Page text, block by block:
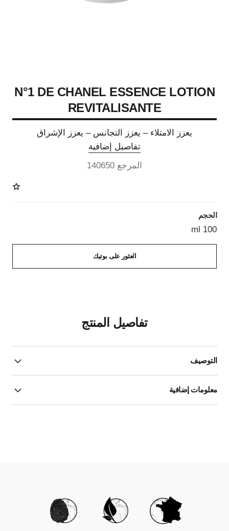
N°1 DE CHANEL ESSENCE LOTION
REVITALISANTE
يعزز الامتلاء – يعزز التجانس – يعزز الإشراق
تفاصيل إضافية
المرجع 140650
الحجم
100 ml
العثور على بوتيك
تفاصيل المنتج
التوصيف
معلومات إضافية